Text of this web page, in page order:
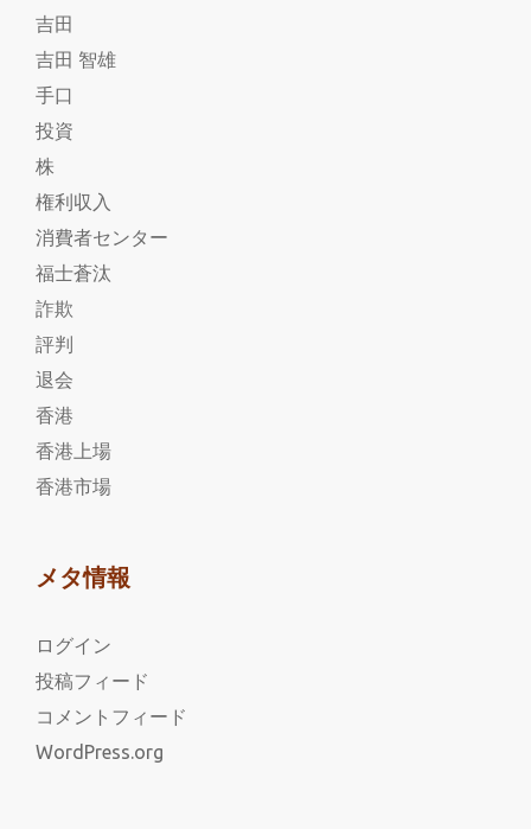
吉田
吉田 智雄
手口
投資
株
権利収入
消費者センター
福士蒼汰
詐欺
評判
退会
香港
香港上場
香港市場
メタ情報
ログイン
投稿フィード
コメントフィード
WordPress.org